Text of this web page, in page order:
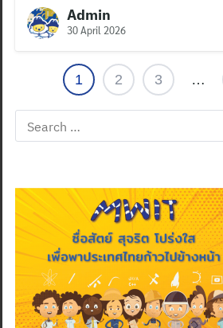
Admin
30 April 2026
1 2 3 …
Search
for: